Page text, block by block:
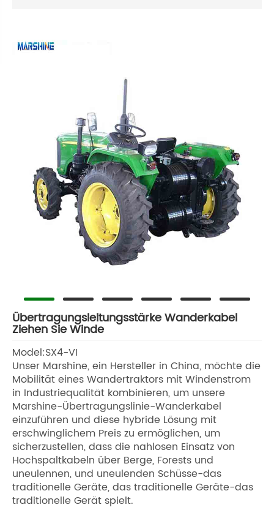
Übertragungsleitungsstärke Wanderkabel
Ziehen Sie Winde
Model:SX4-VI
Unser Marshine, ein Hersteller in China, möchte die
Mobilität eines Wandertraktors mit Windenstrom
in Industriequalität kombinieren, um unsere
Marshine-Übertragungslinie-Wanderkabel
einzuführen und diese hybride Lösung mit
erschwinglichem Preis zu ermöglichen, um
sicherzustellen, dass die nahlosen Einsatz von
Hochspaltkabeln über Berge, Forests und
uneulennen, und uneulenden Schüsse-das
traditionelle Geräte, das traditionelle Geräte-das
traditionelle Gerät spielt.